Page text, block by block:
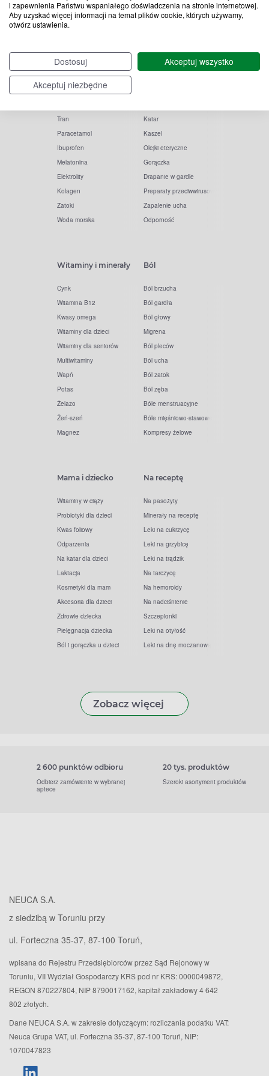
i zapewnienia Państwu wspaniałego doświadczenia na stronie internetowej.
Aby uzyskać więcej informacji na temat plików cookie, których używamy,
otwórz ustawienia.
Dostosuj
Akceptuj wszystko
Akceptuj niezbędne
Popularne zapytania
Witamina D
Witamina C
Tran
Paracetamol
Ibuprofen
Melatonina
Elektrolity
Kolagen
Zatoki
Woda morska
Przeziębienie i grypa
Katar
Kaszel
Olejki eteryczne
Gorączka
Drapanie w gardle
Preparaty przeciwwirusowe
Zapalenie ucha
Odporność
Witaminy i minerały
Cynk
Witamina B12
Kwasy omega
Witaminy dla dzieci
Witaminy dla seniorów
Multiwitaminy
Wapń
Potas
Żelazo
Żeń-szeń
Magnez
Ból
Ból brzucha
Ból gardła
Ból głowy
Migrena
Ból pleców
Ból ucha
Ból zatok
Ból zęba
Bóle menstruacyjne
Bóle mięśniowo-stawowe
Kompresy żelowe
Mama i dziecko
Witaminy w ciąży
Probiotyki dla dzieci
Kwas foliowy
Odparzenia
Na katar dla dzieci
Laktacja
Kosmetyki dla mam
Akcesoria dla dzieci
Zdrowie dziecka
Pielęgnacja dziecka
Ból i gorączka u dzieci
Na receptę
Na pasożyty
Minerały na receptę
Leki na cukrzycę
Leki na grzybicę
Leki na trądzik
Na tarczycę
Na hemoroidy
Na nadciśnienie
Szczepionki
Leki na otyłość
Leki na dnę moczanową
Zobacz więcej
2 600 punktów odbioru
Odbierz zamówienie w wybranej
aptece
20 tys. produktów
Szeroki asortyment produktów
NEUCA S.A.
z siedzibą w Toruniu przy
ul. Forteczna 35-37, 87-100 Toruń,
wpisana do Rejestru Przedsiębiorców przez Sąd Rejonowy w
Toruniu, VII Wydział Gospodarczy KRS pod nr KRS: 0000049872,
REGON 870227804, NIP 8790017162, kapitał zakładowy 4 642
802 złotych.
Dane NEUCA S.A. w zakresie dotyczącym: rozliczania podatku VAT:
Neuca Grupa VAT, ul. Forteczna 35-37, 87-100 Toruń, NIP:
1070047823